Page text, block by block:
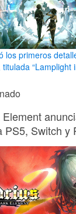
los primeros
“Lamplight
PS5, Switch y